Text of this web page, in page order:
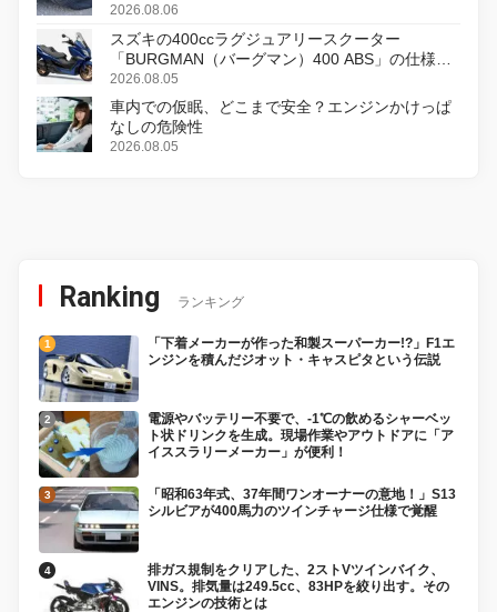
2026.08.06
スズキの400ccラグジュアリースクーター
「BURGMAN（バーグマン）400 ABS」の仕様を
変更し、8月18日に発売
2026.08.05
車内での仮眠、どこまで安全？エンジンかけっぱ
なしの危険性
2026.08.05
Ranking ランキング
「下着メーカーが作った和製スーパーカー!?」F1エ
ンジンを積んだジオット・キャスピタという伝説
電源やバッテリー不要で、-1℃の飲めるシャーベッ
ト状ドリンクを生成。現場作業やアウトドアに「ア
イススラリーメーカー」が便利！
「昭和63年式、37年間ワンオーナーの意地！」S13
シルビアが400馬力のツインチャージ仕様で覚醒
排ガス規制をクリアした、2ストVツインバイク、
VINS。排気量は249.5cc、83HPを絞り出す。その
エンジンの技術とは